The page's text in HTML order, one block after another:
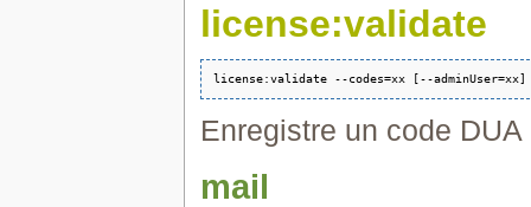
license:validate
Enregistre un code DUA
mail